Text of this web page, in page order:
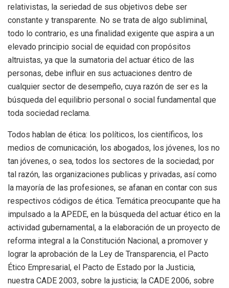
relativistas, la seriedad de sus objetivos debe ser
constante y transparente. No se trata de algo subliminal,
todo lo contrario, es una finalidad exigente que aspira a un
elevado principio social de equidad con propósitos
altruistas, ya que la sumatoria del actuar ético de las
personas, debe influir en sus actuaciones dentro de
cualquier sector de desempeño, cuya razón de ser es la
búsqueda del equilibrio personal o social fundamental que
toda sociedad reclama.
Todos hablan de ética: los políticos, los científicos, los
medios de comunicación, los abogados, los jóvenes, los no
tan jóvenes, o sea, todos los sectores de la sociedad; por
tal razón, las organizaciones publicas y privadas, así como
la mayoría de las profesiones, se afanan en contar con sus
respectivos códigos de ética. Temática preocupante que ha
impulsado a la APEDE, en la búsqueda del actuar ético en la
actividad gubernamental, a la elaboración de un proyecto de
reforma integral a la Constitución Nacional, a promover y
lograr la aprobación de la Ley de Transparencia, el Pacto
Ético Empresarial, el Pacto de Estado por la Justicia,
nuestra CADE 2003, sobre la justicia; la CADE 2006, sobre